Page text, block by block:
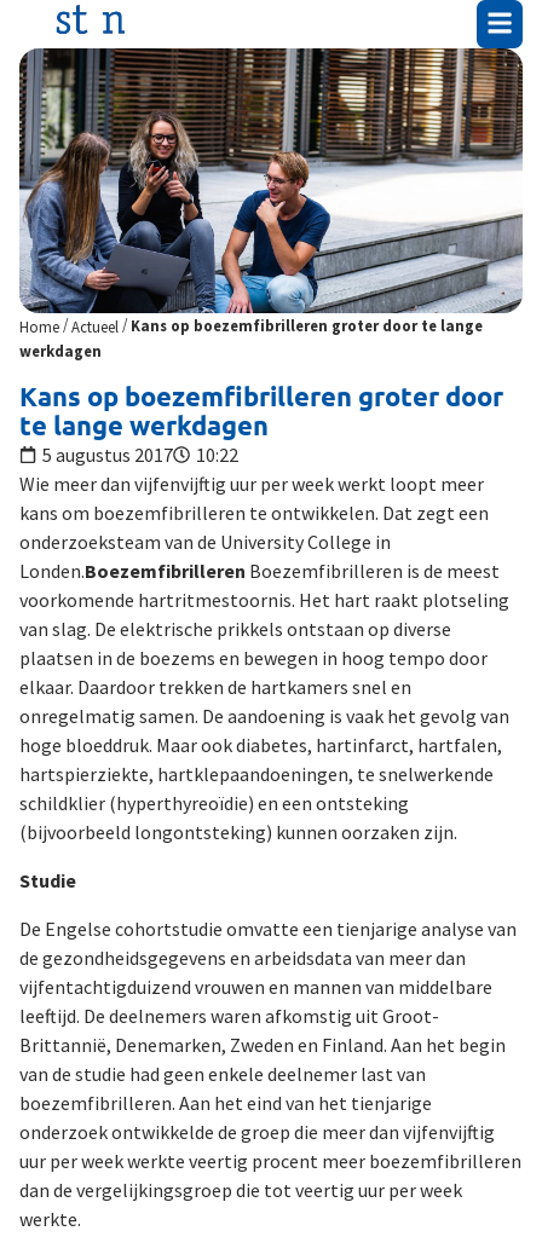
Home/Actueel /Kans op boezemfibrilleren groter door te lange
werkdagen
Kans op boezemfibrilleren groter door
te lange werkdagen
5 augustus 2017
10:22
Wie meer dan vijfenvijftig uur per week werkt loopt meer
kans om boezemfibrilleren te ontwikkelen. Dat zegt een
onderzoeksteam van de University College in
Londen.Boezemfibrilleren Boezemfibrilleren is de meest
voorkomende hartritmestoornis. Het hart raakt plotseling
van slag. De elektrische prikkels ontstaan op diverse
plaatsen in de boezems en bewegen in hoog tempo door
elkaar. Daardoor trekken de hartkamers snel en
onregelmatig samen. De aandoening is vaak het gevolg van
hoge bloeddruk. Maar ook diabetes, hartinfarct, hartfalen,
hartspierziekte, hartklepaandoeningen, te snelwerkende
schildklier (hyperthyreoïdie) en een ontsteking
(bijvoorbeeld longontsteking) kunnen oorzaken zijn.
Studie
De Engelse cohortstudie omvatte een tienjarige analyse van
de gezondheidsgegevens en arbeidsdata van meer dan
vijfentachtigduizend vrouwen en mannen van middelbare
leeftijd. De deelnemers waren afkomstig uit Groot-
Brittannië, Denemarken, Zweden en Finland. Aan het begin
van de studie had geen enkele deelnemer last van
boezemfibrilleren. Aan het eind van het tienjarige
onderzoek ontwikkelde de groep die meer dan vijfenvijftig
uur per week werkte veertig procent meer boezemfibrilleren
dan de vergelijkingsgroep die tot veertig uur per week
werkte.